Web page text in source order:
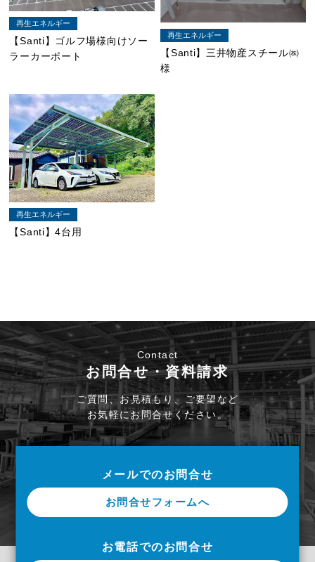
再生エネルギー
【Santi】ゴルフ場様向けソー
ラーカーポート
再生エネルギー
【Santi】三井物産スチール㈱
様
再生エネルギー
【Santi】4台用
Contact
お問合せ・資料請求
ご質問、お見積もり、ご要望など
お気軽にお問合せください。
メールでのお問合せ
お問合せフォームへ
お電話でのお問合せ